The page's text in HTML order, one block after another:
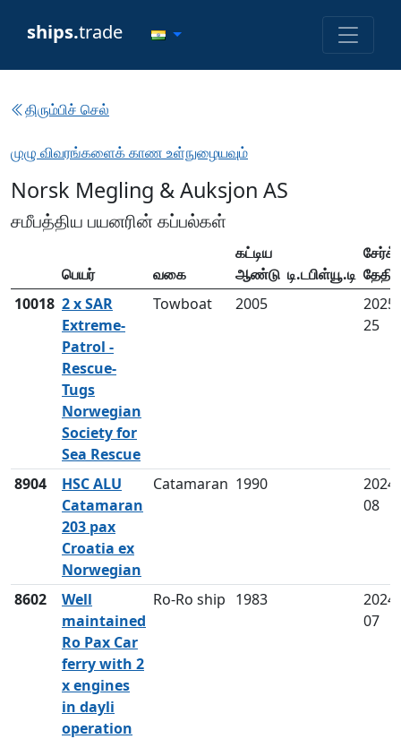
ships.trade
திரும்பிச் செல்
முழு விவரங்களைக் காண உள்நுழையவும்
Norsk Megling & Auksjon AS
சமீபத்திய பயனரின் கப்பல்கள்
பெயர் வகை
கட்டிய
ஆண்டு டி.டபிள்யூ.டி தேதி
10018 2 x SAR
Extreme-
Patrol -
Rescue-
Tugs
Norwegian
Society for
Sea Rescue
Towboat 2005
25
8904
HSC ALU
Catamaran
203 pax
Croatia ex
Norwegian
Catamaran 1990
08
8602
Well
maintained
Ro Pax Car
ferry with 2
x engines
in dayli
operation
Ro-Ro ship 1983
07